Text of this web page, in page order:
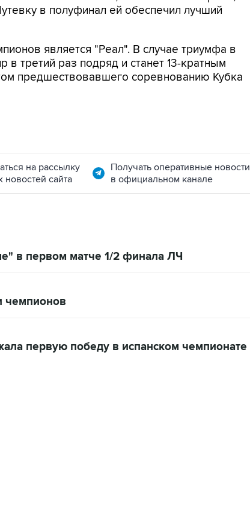
в полуфинал ей обеспечил лучший
является "Реал". В случае триумфа в
третий раз подряд и станет 13-кратным
предшествовавшего соревнованию Кубка
на рассылку
новостей сайта
Получать оперативные новости
в официальном канале
в первом матче 1/2 финала ЛЧ
чемпионов
первую победу в испанском чемпионате